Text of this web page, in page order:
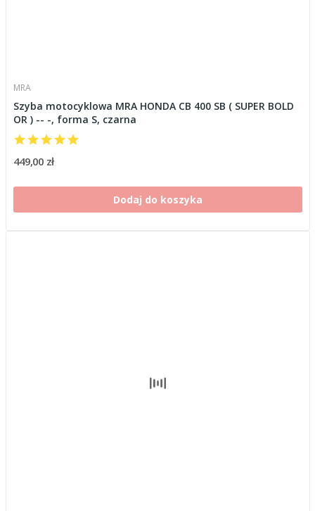
MRA
Szyba motocyklowa MRA HONDA CB 400 SB ( SUPER BOLD
OR ) -- -, forma S, czarna
449,00 zł
Dodaj do koszyka